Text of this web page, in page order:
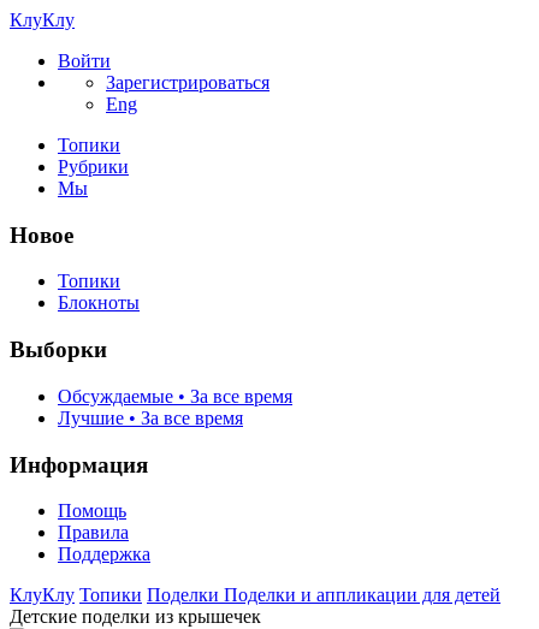
КлуКлу
Войти
Зарегистрироваться
Eng
Топики
Рубрики
Мы
Новое
Топики
Блокноты
Выборки
Обсуждаемые • За все время
Лучшие • За все время
Информация
Помощь
Правила
Поддержка
КлуКлу Топики Поделки Поделки и аппликации для детей
Детские поделки из крышечек